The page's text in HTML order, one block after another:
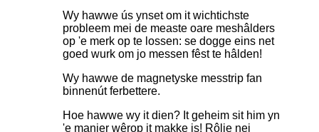
Wy hawwe ús ynset om it wichtichste
probleem mei de measte oare meshâlders
op 'e merk op te lossen: se dogge eins net
goed wurk om jo messen fêst te hâlden!
Wy hawwe de magnetyske messtrip fan
binnenút ferbettere.
Hoe hawwe wy it dien? It geheim sit him yn
'e manier wêrop it makke is! Rôlje nei